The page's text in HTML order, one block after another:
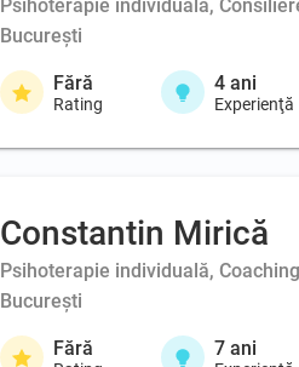
Psihoterapie individuală,
București
Fără
Rating
4 ani
Experienţă
Constantin Mirică
Psihoterapie individuală,
București
Fără 7 ani